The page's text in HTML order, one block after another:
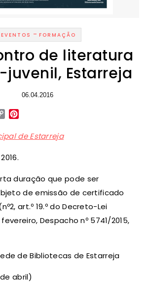
EVENTOS - FORMAÇÃO
de literatura
Estarreja
06.04.2016
Copy
de Estarreja
duração que pode ser
de emissão de certificado
art.º 19.º do Decreto-Lei
fevereiro, Despacho nº 5741/2015,
de Bibliotecas de Estarreja
abril)